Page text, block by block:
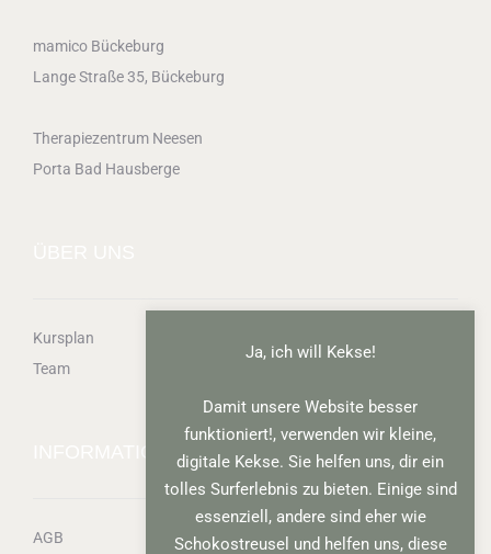
mamico Bückeburg
Lange Straße 35, Bückeburg
Therapiezentrum Neesen
Porta Bad Hausberge
Kursplan
Team
INFORMATIONEN
AGB
Ja, ich will Kekse!
Damit unsere Website besser
funktioniert!, verwenden wir kleine,
digitale Kekse. Sie helfen uns, dir ein
tolles Surferlebnis zu bieten. Einige sind
essenziell, andere sind eher wie
Schokostreusel und helfen uns, diese